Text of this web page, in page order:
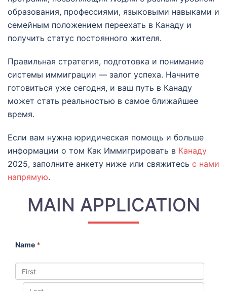
образования, профессиями, языковыми навыками и
семейным положением переехать в Канаду и
получить статус постоянного жителя.
Правильная стратегия, подготовка и понимание
системы иммиграции — залог успеха. Начните
готовиться уже сегодня, и ваш путь в Канаду
может стать реальностью в самое ближайшее
время.
Если вам нужна юридическая помощь и больше
информации о том Как Иммигрировать в Канаду
2025, заполните анкету ниже или свяжитесь с нами
напрямую.
MAIN APPLICATION
Name *